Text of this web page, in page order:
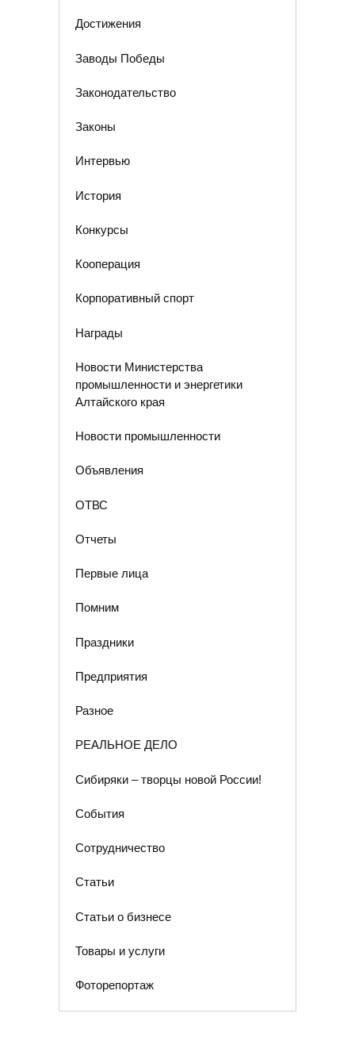
Достижения
Заводы Победы
Законодательство
Законы
Интервью
История
Конкурсы
Кооперация
Корпоративный спорт
Награды
Новости Министерства
промышленности и энергетики
Алтайского края
Новости промышленности
Объявления
ОТВС
Отчеты
Первые лица
Помним
Праздники
Предприятия
Разное
РЕАЛЬНОЕ ДЕЛО
Сибиряки – творцы новой России!
События
Сотрудничество
Статьи
Статьи о бизнесе
Товары и услуги
Фоторепортаж